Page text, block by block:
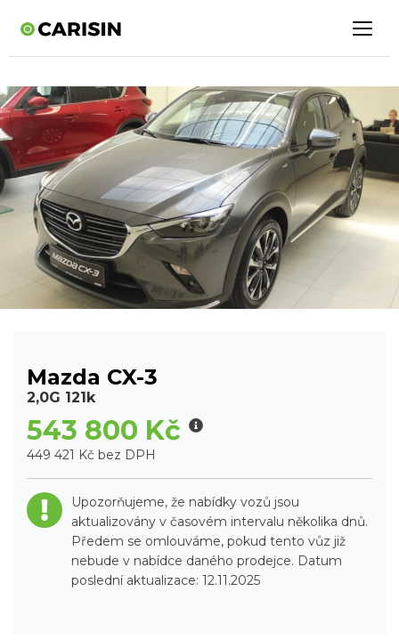
Mazda CX-3
2,0G 121k
543 800 Kč
449 421 Kč bez DPH
Upozorňujeme, že nabídky vozů jsou
aktualizovány v časovém intervalu několika dnů.
Předem se omlouváme, pokud tento vůz již
nebude v nabídce daného prodejce. Datum
poslední aktualizace: 12.11.2025